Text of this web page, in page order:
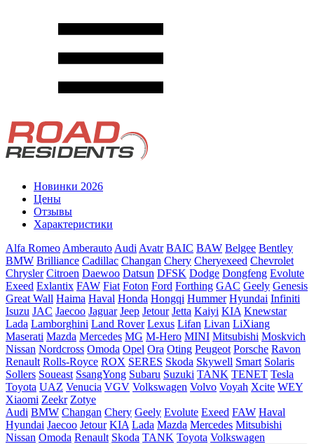
Новинки 2026
Цены
Отзывы
Характеристики
Alfa Romeo Amberauto Audi Avatr BAIC BAW Belgee Bentley
BMW Brilliance Cadillac Changan Chery Cheryexeed Chevrolet
Chrysler Citroen Daewoo Datsun DFSK Dodge Dongfeng Evolute
Exeed Exlantix FAW Fiat Foton Ford Forthing GAC Geely Genesis
Great Wall Haima Haval Honda Hongqi Hummer Hyundai Infiniti
Isuzu JAC Jaecoo Jaguar Jeep Jetour Jetta Kaiyi KIA Knewstar
Lada Lamborghini Land Rover Lexus Lifan Livan LiXiang
Maserati Mazda Mercedes MG M-Hero MINI Mitsubishi Moskvich
Nissan Nordcross Omoda Opel Ora Oting Peugeot Porsche Ravon
Renault Rolls-Royce ROX SERES Skoda Skywell Smart Solaris
Sollers Soueast SsangYong Subaru Suzuki TANK TENET Tesla
Toyota UAZ Venucia VGV Volkswagen Volvo Voyah Xcite WEY
Xiaomi Zeekr Zotye
Audi BMW Changan Chery Geely Evolute Exeed FAW Haval
Hyundai Jaecoo Jetour KIA Lada Mazda Mercedes Mitsubishi
Nissan Omoda Renault Skoda TANK Toyota Volkswagen